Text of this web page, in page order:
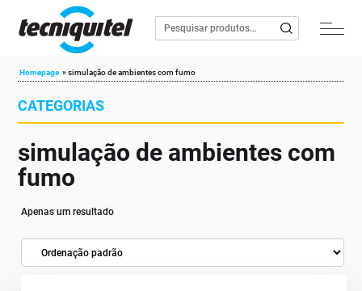
Homepage »simulação de ambientes com fumo
CATEGORIAS
simulação de ambientes com
fumo
Apenas um resultado